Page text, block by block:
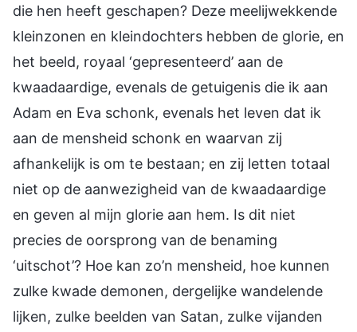
die hen heeft geschapen? Deze meelijwekkende
kleinzonen en kleindochters hebben de glorie, en
het beeld, royaal ‘gepresenteerd’ aan de
kwaadaardige, evenals de getuigenis die ik aan
Adam en Eva schonk, evenals het leven dat ik
aan de mensheid schonk en waarvan zij
afhankelijk is om te bestaan; en zij letten totaal
niet op de aanwezigheid van de kwaadaardige
en geven al mijn glorie aan hem. Is dit niet
precies de oorsprong van de benaming
‘uitschot’? Hoe kan zo’n mensheid, hoe kunnen
zulke kwade demonen, dergelijke wandelende
lijken, zulke beelden van Satan, zulke vijanden